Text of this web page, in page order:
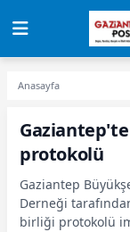
Anasayfa
Gaziantep'te
protokolü
Gaziantep
Derneği
birliği protokolü